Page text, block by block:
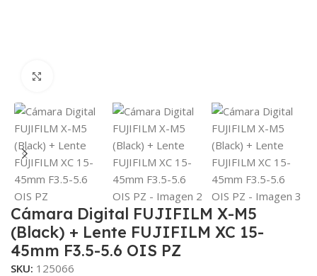
Cámara Digital FUJIFILM X-M5
(Black) + Lente FUJIFILM XC 15-
45mm F3.5-5.6 OIS PZ
SKU: 125066